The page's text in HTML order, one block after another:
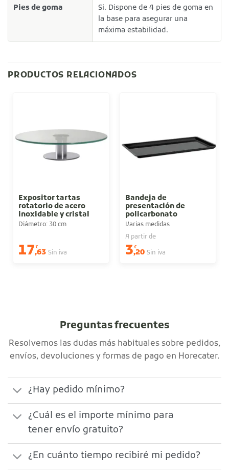
Pies de goma
Si. Dispone de 4 pies de goma en
la base para asegurar una
máxima estabilidad.
PRODUCTOS RELACIONADOS
Expositor tartas
rotatorio de acero
inoxidable y cristal
Diámetro: 30 cm
17€
,63 Sin iva
Bandeja de
presentación de
policarbonato
Varias medidas
A partir de
3€
,20 Sin iva
Preguntas frecuentes
Resolvemos las dudas más habituales sobre pedidos,
envíos, devoluciones y formas de pago en Horecater.
¿Hay pedido mínimo?
¿Cuál es el importe mínimo para
tener envío gratuito?
¿En cuánto tiempo recibiré mi pedido?